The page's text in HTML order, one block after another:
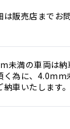
販売店までお
未満の車両は納
く為に、4.0mm
車いたします。